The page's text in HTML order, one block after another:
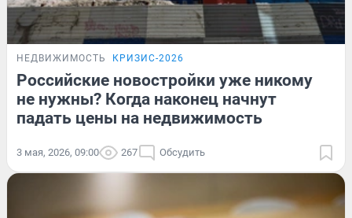
НЕДВИЖИМОСТЬ КРИЗИС-2026
Российские новостройки уже никому
не нужны? Когда наконец начнут
падать цены на недвижимость
3 мая, 2026, 09:00 267 Обсудить